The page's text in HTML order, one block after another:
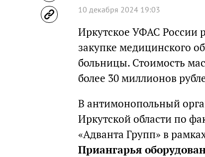
10 декабря 2024 19:03
Иркутское УФАС России
закупке медицинского
больницы. Стоимость
более 30 миллионов
В антимонопольный
Иркутской области по
«Адванта Групп» в
Приангарья